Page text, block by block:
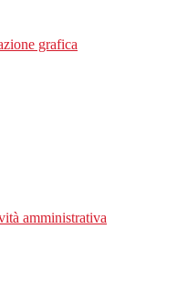
grafica
amministrativa